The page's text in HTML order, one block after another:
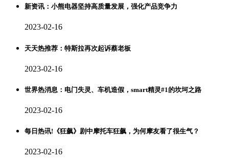
新资讯：小熊电器坚持高质量发展，强化产品竞争力
2023-02-16
天天热推荐：特斯拉再次起诉蔡老板
2023-02-16
世界热消息：电门失灵、车机造假，smart精灵#1的坎坷之路
2023-02-16
每日热讯!《狂飙》剧中摩托车狂飙，为何摩友看了很生气？
2023-02-16